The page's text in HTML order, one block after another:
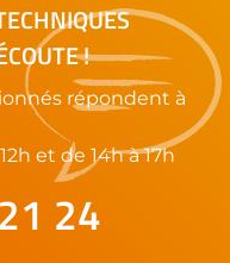
!
répondent à
et de 14h à 17h
24